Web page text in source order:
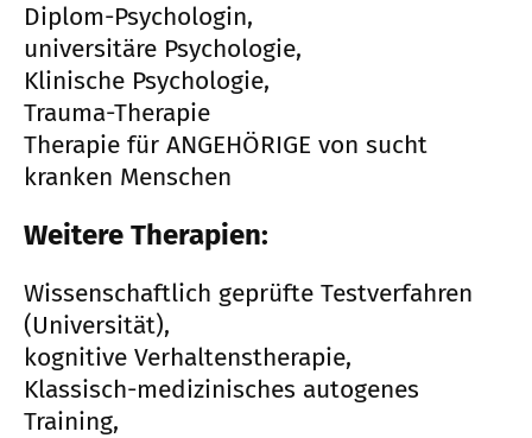
Diplom-Psychologin,
universitäre Psychologie,
Klinische Psychologie,
Trauma-Therapie
Therapie für ANGEHÖRIGE von sucht
kranken Menschen
Weitere Therapien:
Wissenschaftlich geprüfte Testverfahren
(Universität),
kognitive Verhaltenstherapie,
Klassisch-medizinisches autogenes
Training,